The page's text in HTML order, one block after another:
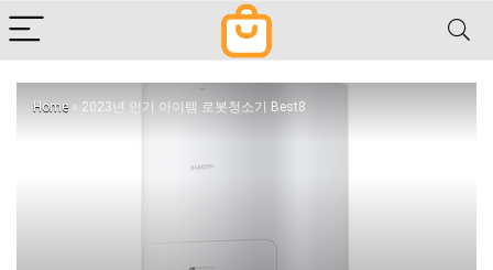
Home » 2023년 인기 아이템 로봇청소기 Best8